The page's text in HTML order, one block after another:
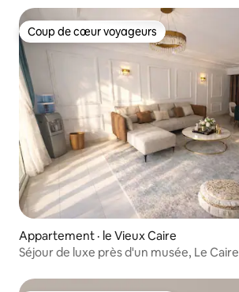
Coup de cœur voyageurs
Coup de cœur voyageurs
Appartement · le Vieux Caire
Séjour de luxe près d'un musée, Le Caire